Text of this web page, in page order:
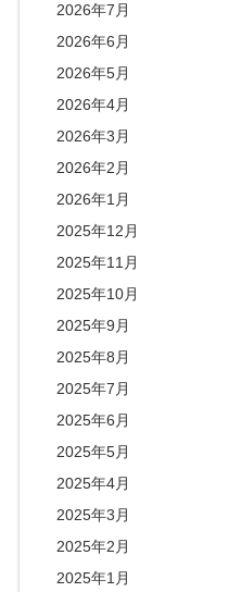
2026年7月
2026年6月
2026年5月
2026年4月
2026年3月
2026年2月
2026年1月
2025年12月
2025年11月
2025年10月
2025年9月
2025年8月
2025年7月
2025年6月
2025年5月
2025年4月
2025年3月
2025年2月
2025年1月